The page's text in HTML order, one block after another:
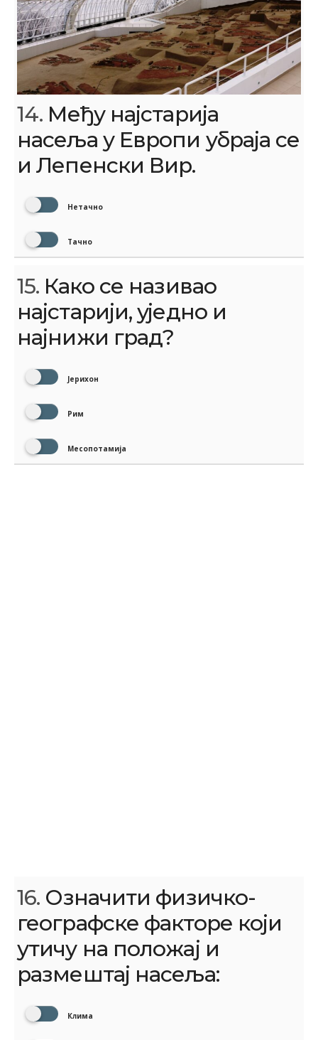
14. Међу најстарија
насеља у Европи убраја се
и Лепенски Вир.
Нетачно
Тачно
15. Како се називао
најстарији, уједно и
најнижи град?
Јерихон
Рим
Месопотамија
16. Означити физичко-
географске факторе који
утичу на положај и
размештај насеља:
Клима